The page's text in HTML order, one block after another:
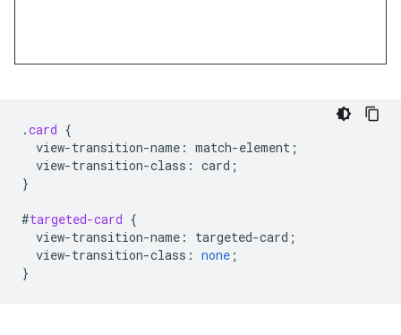
.card {
view-transition-name : match-element ;
view-transition-class : card ;
}
#targeted-card {
view-transition-name : targeted-card ;
view-transition-class : none ;
}